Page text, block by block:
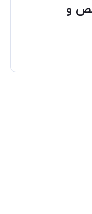
و